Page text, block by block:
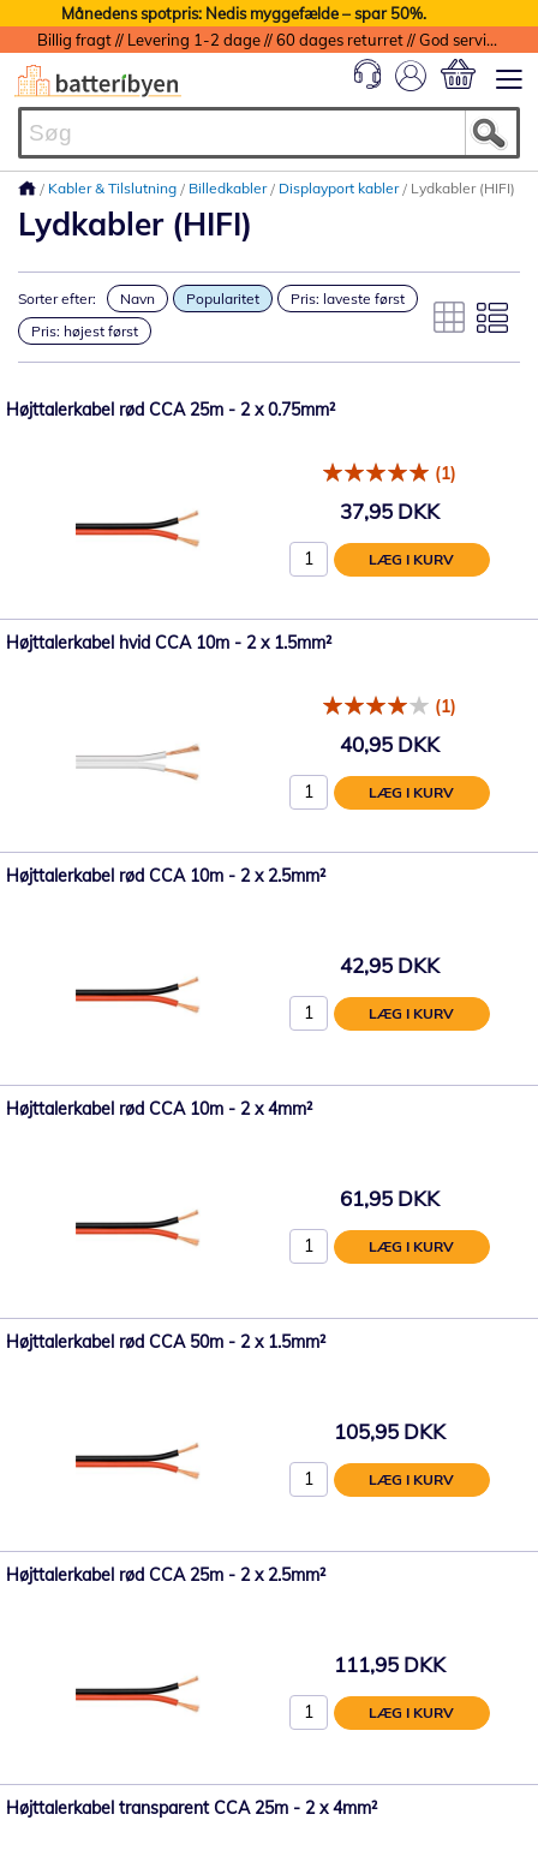
Månedens spotpris: Nedis myggefælde – spar 50%.
Billig fragt // Levering 1-2 dage // 60 dages returret // God service med garanti
Kabler & Tilslutning Billedkabler Displayport kabler Lydkabler (HIFI)
Lydkabler (HIFI)
Sorter efter: Navn Popularitet
Pris: laveste først
Pris: højest først
Højttalerkabel rød CCA 25m - 2 x 0.75mm²
(1)
37,95 DKK
LÆG I KURV
Højttalerkabel hvid CCA 10m - 2 x 1.5mm²
(1)
40,95 DKK
LÆG I KURV
Højttalerkabel rød CCA 10m - 2 x 2.5mm²
42,95 DKK
LÆG I KURV
Højttalerkabel rød CCA 10m - 2 x 4mm²
61,95 DKK
LÆG I KURV
Højttalerkabel rød CCA 50m - 2 x 1.5mm²
105,95 DKK
LÆG I KURV
Højttalerkabel rød CCA 25m - 2 x 2.5mm²
111,95 DKK
LÆG I KURV
Højttalerkabel transparent CCA 25m - 2 x 4mm²